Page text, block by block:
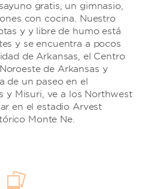
gratis, un gimnasio,
con cocina. Nuestro
y y libre de humo está
y se encuentra a pocos
de Arkansas, el Centro
de Arkansas y
de un paseo en el
y Misuri, ve a los Northwest
en el estadio Arvest
Monte Ne.